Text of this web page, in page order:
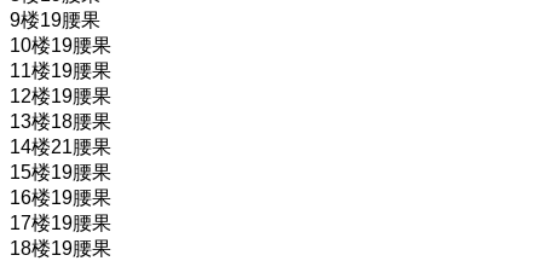
9楼19腰果
10楼19腰果
11楼19腰果
12楼19腰果
13楼18腰果
14楼21腰果
15楼19腰果
16楼19腰果
17楼19腰果
18楼19腰果